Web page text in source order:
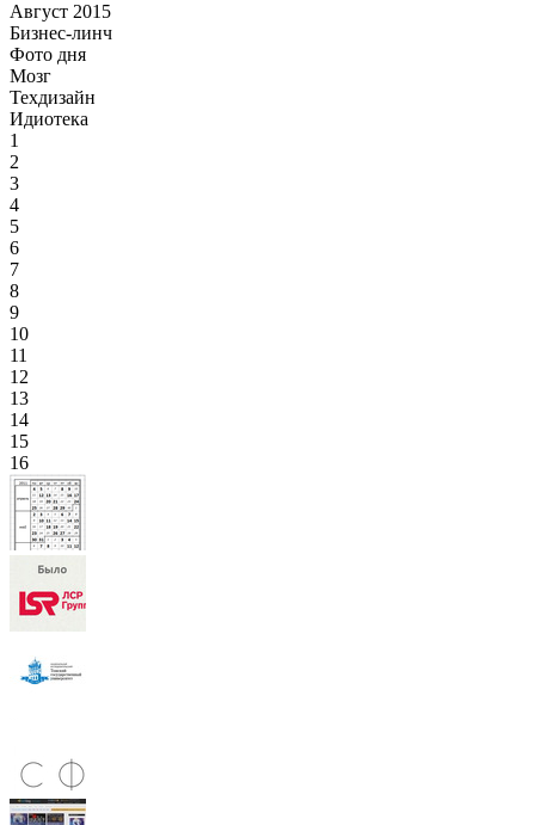
Август 2015
Бизнес-линч
Фото дня
Мозг
Техдизайн
Идиотека
1
2
3
4
5
6
7
8
9
10
11
12
13
14
15
16